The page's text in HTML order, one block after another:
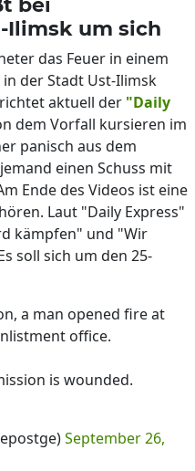
Ilimsk um sich
das Feuer in einem
der Stadt Ust-Ilimsk
aktuell der "Daily
dem Vorfall kursieren im
panisch aus dem
einen Schuss mit
Ende des Videos ist eine
Laut "Daily Express"
kämpfen" und "Wir
soll sich um den 25-
a man opened fire at
office.
is wounded.
September 26,